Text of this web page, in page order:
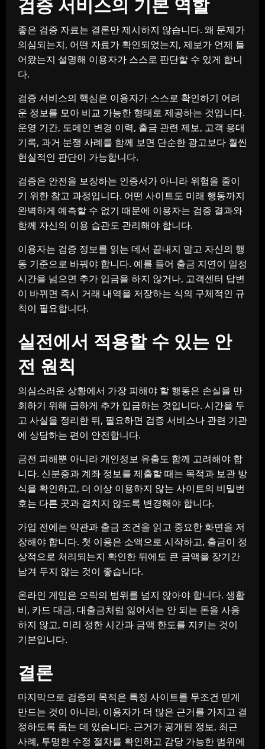
좋은 검증 자료는 결론만 제시하지 않습니다. 왜 문제가
의심되는지, 어떤 자료가 확인되었는지, 제보가 언제 들
어왔는지 설명해 이용자가 스스로 판단할 수 있게 합니
다.
검증 서비스의 핵심은 이용자가 스스로 확인하기 어려
운 정보를 모아 비교 가능한 형태로 제공하는 것입니다.
운영 기간, 도메인 변경 이력, 출금 관련 제보, 고객 응대
기록, 과거 분쟁 사례를 함께 보면 단순한 광고보다 훨씬
현실적인 판단이 가능합니다.
검증은 안전을 보장하는 인증서가 아니라 위험을 줄이
기 위한 참고 과정입니다. 어떤 사이트도 미래 행동까지
완벽하게 예측할 수 없기 때문에 이용자는 검증 결과와
함께 자신의 이용 습관도 관리해야 합니다.
이용자는 검증 정보를 읽는 데서 끝내지 말고 자신의 행
동 기준으로 바꿔야 합니다. 예를 들어 출금 지연이 일정
시간을 넘으면 추가 입금을 하지 않거나, 고객센터 답변
이 바뀌면 즉시 거래 내역을 저장하는 식의 구체적인 규
칙이 필요합니다.
실전에서 적용할 수 있는 안
전 원칙
의심스러운 상황에서 가장 피해야 할 행동은 손실을 만
회하기 위해 급하게 추가 입금하는 것입니다. 시간을 두
고 사실을 정리한 뒤, 필요하면 검증 서비스나 관련 기관
에 상담하는 편이 안전합니다.
금전 피해뿐 아니라 개인정보 유출도 함께 고려해야 합
니다. 신분증과 계좌 정보를 제출할 때는 목적과 보관 방
식을 확인하고, 더 이상 이용하지 않는 사이트의 비밀번
호는 다른 곳과 겹치지 않도록 변경해야 합니다.
가입 전에는 약관과 출금 조건을 읽고 중요한 화면을 저
장해야 합니다. 첫 이용은 소액으로 시작하고, 출금이 정
상적으로 처리되는지 확인한 뒤에도 큰 금액을 장기간
남겨 두지 않는 것이 좋습니다.
온라인 게임은 오락의 범위를 넘지 않아야 합니다. 생활
비, 카드 대금, 대출금처럼 잃어서는 안 되는 돈을 사용
하지 않고, 미리 정한 시간과 금액 한도를 지키는 것이
기본입니다.
결론
마지막으로 검증의 목적은 특정 사이트를 무조건 믿게
만드는 것이 아니라, 이용자가 더 많은 근거를 가지고 결
정하도록 돕는 데 있습니다. 근거가 공개된 정보, 최근
사례, 투명한 수정 절차를 확인하고 감당 가능한 범위에